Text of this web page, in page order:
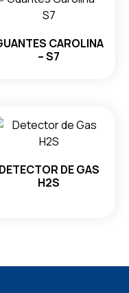
CAROLINA
– S7
DETECTOR DE GAS
H2S